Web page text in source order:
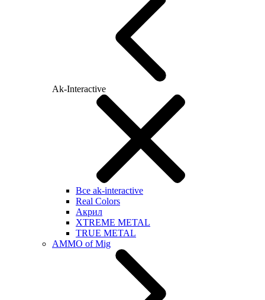
Ak-Interactive
Все ak-interactive
Real Colors
Акрил
XTREME METAL
TRUE METAL
AMMO of Mig